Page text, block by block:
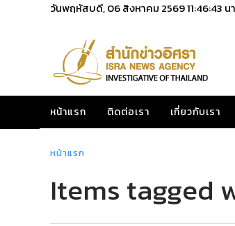
วันพฤหัสบดี, 06 สิงหาคม 256911:46:43 น
หน้าแรก ติดต่อเรา เกี่ยวกับเรา
หน้าแรก
Items tagged